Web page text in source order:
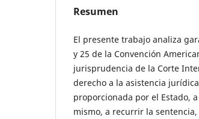
Resumen
El presente trabajo analiza
y 25 de la Convención
jurisprudencia de la Corte
derecho a la asistencia
proporcionada por el Estado,
mismo, a recurrir la